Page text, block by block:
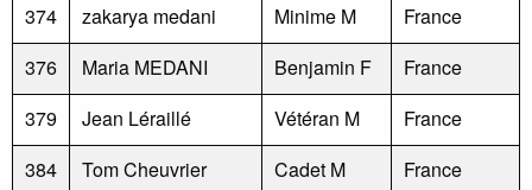
374
zakarya medani Minime M
France
376
Maria MEDANI Benjamin F
France
379
Jean Léraillé Vétéran M
France
384
Tom Cheuvrier Cadet M France